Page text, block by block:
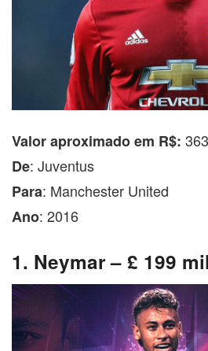
Valor aproximado em R$:
De: Juventus
Para: Manchester United
Ano: 2016
1. Neymar – £ 199